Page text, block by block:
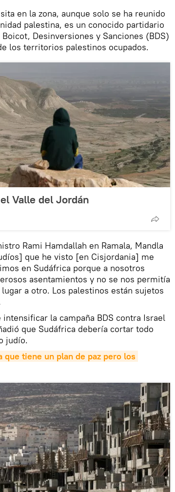
en la zona, aunque solo se ha reunido
palestina, es un conocido partidario
Desinversiones y Sanciones (BDS)
los territorios palestinos ocupados.
Valle del Jordán
Rami Hamdallah en Ramala, Mandla
que he visto [en Cisjordania] me
en Sudáfrica porque a nosotros
asentamientos y no se nos permitía
a otro. Los palestinos están sujetos
la campaña BDS contra Israel
que Sudáfrica debería cortar todo
judío.
que tiene un plan de paz pero los